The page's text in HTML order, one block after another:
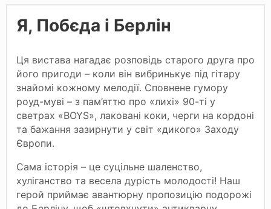
Я, Побєда і Берлін
Ця вистава нагадає розповідь старого друга про
його пригоди – коли він вибринькує під гітару
знайомі кожному мелодії. Сповнене гумору
роуд-муві – з пам’яттю про «лихі» 90-ті у
светрах «BOYS», лаковані коки, черги на кордоні
та бажання зазирнути у світ «дикого» Заходу
Європи.
Сама історія – це суцільне шаленство,
хуліганство та весела дурість молодості! Наш
герой приймає авантюрну пропозицію подорожі